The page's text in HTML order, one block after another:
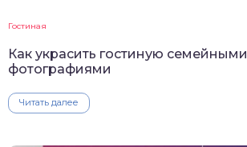
Гостиная
Как украсить гостиную семейными
фотографиями
Читать далее